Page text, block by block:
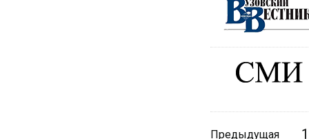
Предыдущая 1